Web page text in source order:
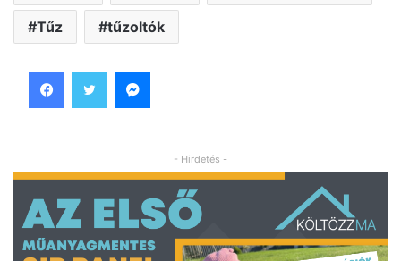
Tűz tűzoltók
- Hirdetés -